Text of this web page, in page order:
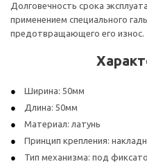
Долговечность срока
применением специального
предотвращающего его износ.
Ширина: 50мм
Длина: 50мм
Материал: латунь
Принцип крепления:
Тип механизма: под